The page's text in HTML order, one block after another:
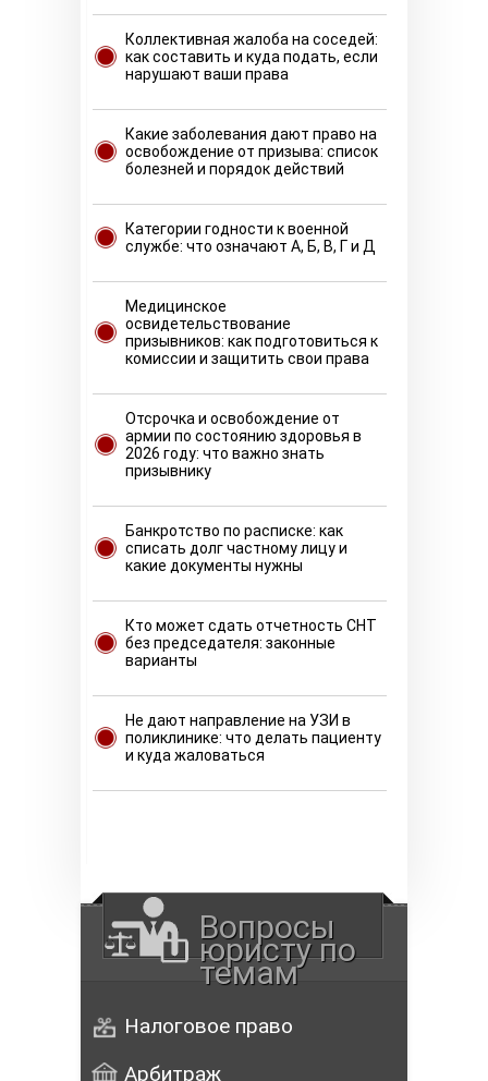
Коллективная жалоба на соседей:
как составить и куда подать, если
нарушают ваши права
Какие заболевания дают право на
освобождение от призыва: список
болезней и порядок действий
Категории годности к военной
службе: что означают А, Б, В, Г и Д
Медицинское
освидетельствование
призывников: как подготовиться к
комиссии и защитить свои права
Отсрочка и освобождение от
армии по состоянию здоровья в
2026 году: что важно знать
призывнику
Банкротство по расписке: как
списать долг частному лицу и
какие документы нужны
Кто может сдать отчетность СНТ
без председателя: законные
варианты
Не дают направление на УЗИ в
поликлинике: что делать пациенту
и куда жаловаться
Вопросы
юристу по
темам
Налоговое право
Арбитраж